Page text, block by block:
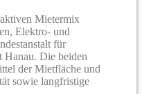
Mietermix
Elektro- und
für
Hanau. Die beiden
der Mietfläche und
sowie langfristige